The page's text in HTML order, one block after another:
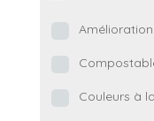
Couleurs à